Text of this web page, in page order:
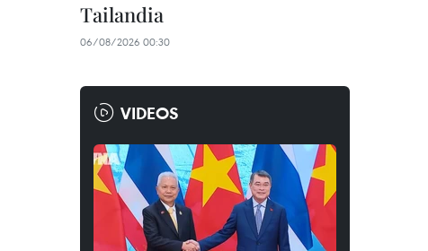
Tailandia
06/08/2026 00:30
VIDEOS